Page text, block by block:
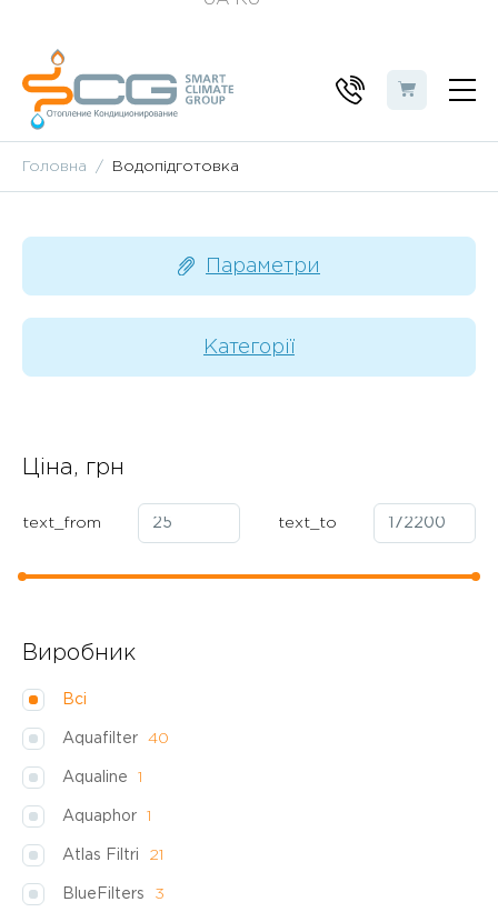
Головна Водопідготовка
Параметри
Категорії
Ціна, грн
text_from text_to
Виробник
Всі
Aquafilter 40
Aqualine 1
Aquaphor 1
Atlas Filtri 21
BlueFilters 3